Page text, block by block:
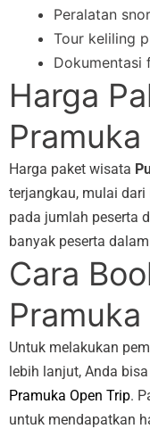
Peralatan
Tour keliling
Dokumentasi
Harga
Harga paket wisata
terjangkau, mulai dari
pada jumlah peserta
banyak peserta
Cara
Untuk melakukan
lebih lanjut, Anda
Pramuka Open Trip.
untuk mendapatkan